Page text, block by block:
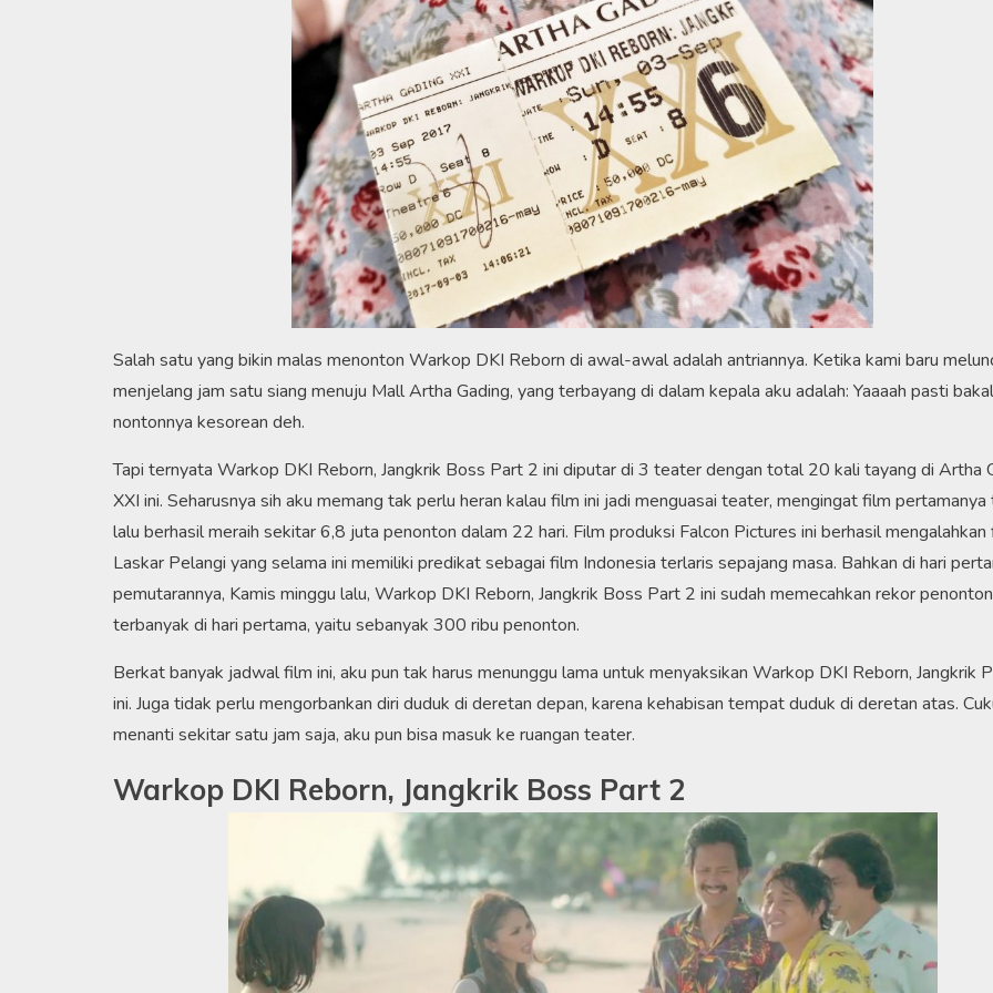
Salah satu yang bikin malas menonton Warkop DKI Reborn di awal-awal adalah antriannya. Ketika kami baru
menjelang jam satu siang menuju Mall Artha Gading, yang terbayang di dalam kepala aku adalah: Yaaaah pasti bakal
nontonnya kesorean deh.
Tapi ternyata Warkop DKI Reborn, Jangkrik Boss Part 2 ini diputar di 3 teater dengan total 20 kali tayang di Artha
XXI ini. Seharusnya sih aku memang tak perlu heran kalau film ini jadi menguasai teater, mengingat film pertamanya
lalu berhasil meraih sekitar 6,8 juta penonton dalam 22 hari. Film produksi Falcon Pictures ini berhasil mengalahkan
Laskar Pelangi yang selama ini memiliki predikat sebagai film Indonesia terlaris sepajang masa. Bahkan di hari
pemutarannya, Kamis minggu lalu, Warkop DKI Reborn, Jangkrik Boss Part 2 ini sudah memecahkan rekor penonton
terbanyak di hari pertama, yaitu sebanyak 300 ribu penonton.
Berkat banyak jadwal film ini, aku pun tak harus menunggu lama untuk menyaksikan Warkop DKI Reborn, Jangkrik
ini. Juga tidak perlu mengorbankan diri duduk di deretan depan, karena kehabisan tempat duduk di deretan atas.
menanti sekitar satu jam saja, aku pun bisa masuk ke ruangan teater.
Warkop DKI Reborn, Jangkrik Boss Part 2